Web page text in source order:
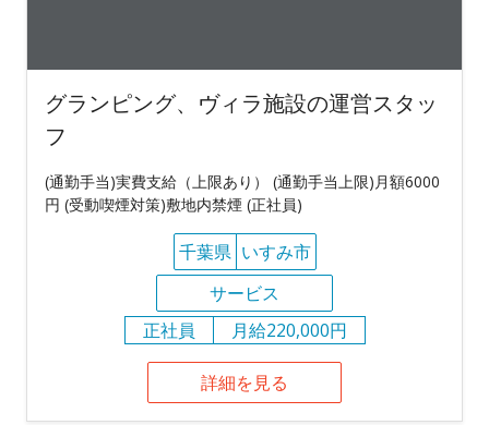
グランピング、ヴィラ施設の運営スタッ
フ
(通勤手当)実費支給（上限あり） (通勤手当上限)月額6000
円 (受動喫煙対策)敷地内禁煙 (正社員)
千葉県 いすみ市
サービス
正社員
月給220,000円
詳細を見る